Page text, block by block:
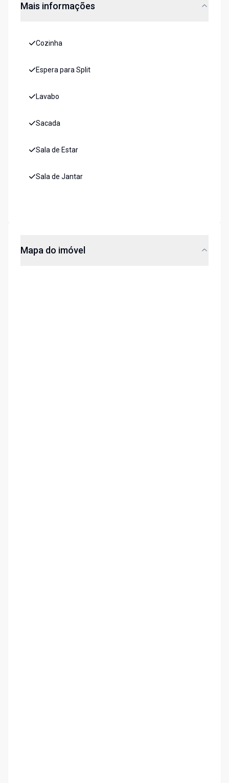
Mais informações
Cozinha
Espera para Split
Lavabo
Sacada
Sala de Estar
Sala de Jantar
Mapa do imóvel